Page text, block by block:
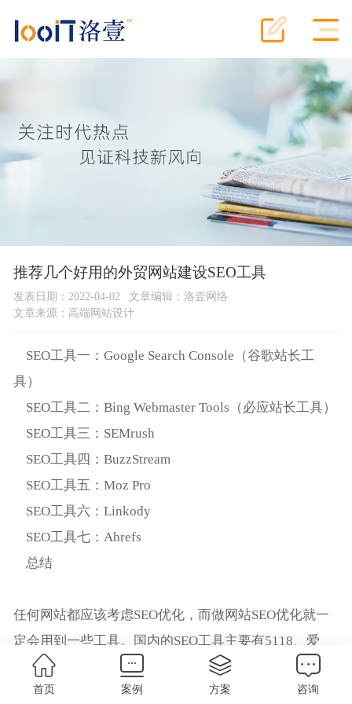
推荐几个好用的外贸网站建设SEO工具
发表日期：2022-04-02
文章编辑：洛壹网络
文章来源： 高端网站设计
SEO工具一：Google Search Console（谷歌站长工
具）
SEO工具二：Bing Webmaster Tools（必应站长工具）
SEO工具三：SEMrush
SEO工具四：BuzzStream
SEO工具五：Moz Pro
SEO工具六：Linkody
SEO工具七：Ahrefs
总结
任何网站都应该考虑SEO优化，而做网站SEO优化就一
定会用到一些工具。国内的SEO工具主要有5118、爱
站、站长工具等，这个大多数网站管理人员应该都知
道，但如果你做的是外贸网站建设，那么主要就得做国
首页 案例 方案 咨询